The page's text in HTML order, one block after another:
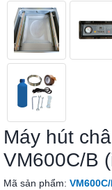
Máy hút
VM600C/B
Mã sản phẩm: